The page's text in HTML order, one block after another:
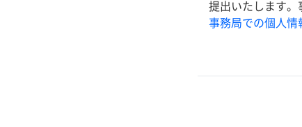
提出いたします。
事務局での個人情